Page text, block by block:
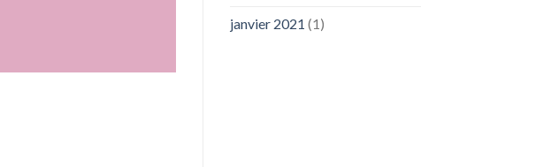
janvier 2021 (1)